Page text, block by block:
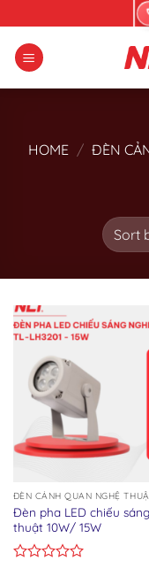
to
content
HOME / ĐÈN
Add to
ĐÈN CẢNH QUAN NGHỆ
Đèn pha LED chiếu
thuật 10W/ 15W